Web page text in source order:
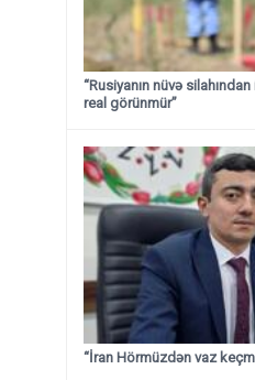
“Rusiyanın nüvə
real görünmür”
“İran Hörmüzdən vaz